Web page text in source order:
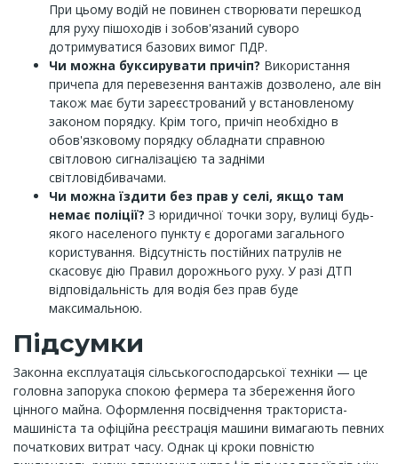
При цьому водій не повинен створювати перешкод
для руху пішоходів і зобов'язаний суворо
дотримуватися базових вимог ПДР.
Чи можна буксирувати причіп? Використання
причепа для перевезення вантажів дозволено, але він
також має бути зареєстрований у встановленому
законом порядку. Крім того, причіп необхідно в
обов'язковому порядку обладнати справною
світловою сигналізацією та задніми
світловідбивачами.
Чи можна їздити без прав у селі, якщо там
немає поліції? З юридичної точки зору, вулиці будь-
якого населеного пункту є дорогами загального
користування. Відсутність постійних патрулів не
скасовує дію Правил дорожнього руху. У разі ДТП
відповідальність для водія без прав буде
максимальною.
Підсумки
Законна експлуатація сільськогосподарської техніки — це
головна запорука спокою фермера та збереження його
цінного майна. Оформлення посвідчення тракториста-
машиніста та офіційна реєстрація машини вимагають певних
початкових витрат часу. Однак ці кроки повністю